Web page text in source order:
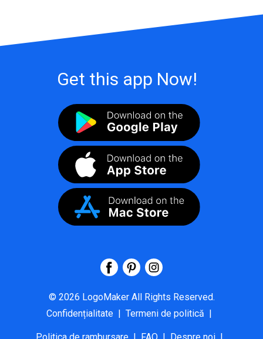
Get this app Now!
© 2026 LogoMaker All Rights Reserved.
Confidențialitate | Termeni de politică |